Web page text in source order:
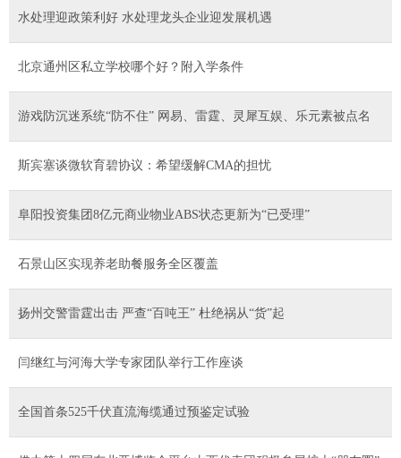
水处理迎政策利好 水处理龙头企业迎发展机遇
北京通州区私立学校哪个好？附入学条件
游戏防沉迷系统“防不住” 网易、雷霆、灵犀互娱、乐元素被点名
斯宾塞谈微软育碧协议：希望缓解CMA的担忧
阜阳投资集团8亿元商业物业ABS状态更新为“已受理”
石景山区实现养老助餐服务全区覆盖
扬州交警雷霆出击 严查“百吨王” 杜绝祸从“货”起
​闫继红与河海大学专家团队举行工作座谈
全国首条525千伏直流海缆通过预鉴定试验